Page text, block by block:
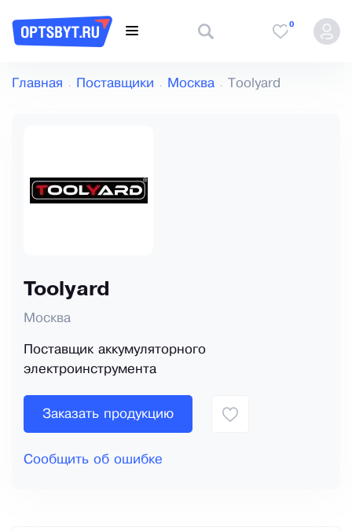
0
Главная Поставщики Москва Toolyard
Toolyard
Москва
Поставщик аккумуляторного
электроинструмента
Заказать продукцию
Сообщить об ошибке